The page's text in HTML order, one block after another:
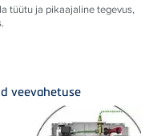
tüütu ja pikaajaline tegevus,
veevahetuse